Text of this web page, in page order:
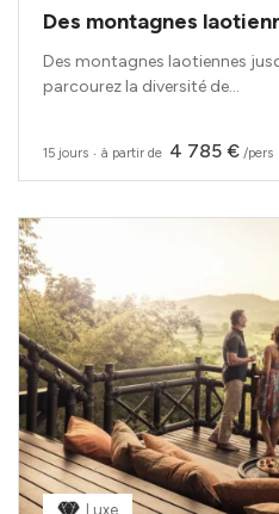
Des montagnes
Des montagnes laotiennes
parcourez la diversité de...
15 jours ‧ à partir de 4 785 € /pers
Luxe